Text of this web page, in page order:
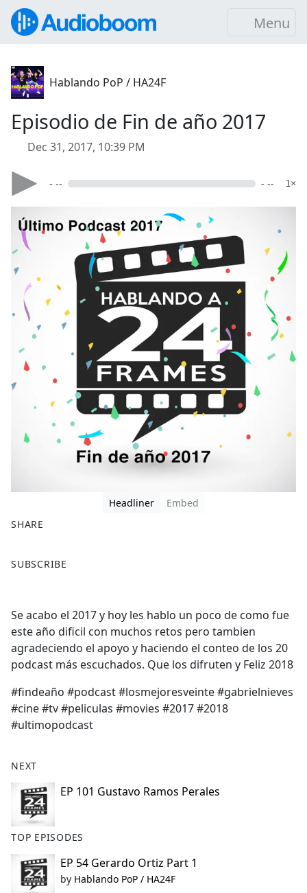
Menu
Hablando PoP / HA24F
Episodio de Fin de año 2017
Dec 31, 2017, 10:39 PM
- -- - -- 1×
Headliner
Embed
SHARE
a
b
o
o
k
SUBSCRIBE
Se acabo el 2017 y hoy les hablo un poco de como fue
este año dificil con muchos retos pero tambien
agradeciendo el apoyo y haciendo el conteo de los 20
podcast más escuchados. Que los difruten y Feliz 2018
#findeaño #podcast #losmejoresveinte #gabrielnieves
#cine #tv #peliculas #movies #2017 #2018
#ultimopodcast
NEXT
EP 101 Gustavo Ramos Perales
TOP EPISODES
EP 54 Gerardo Ortiz Part 1
by Hablando PoP / HA24F